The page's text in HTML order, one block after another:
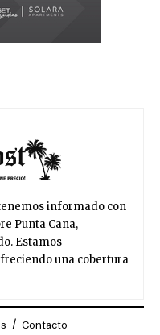
informado con
Punta Cana,
Estamos
una cobertura
Contacto